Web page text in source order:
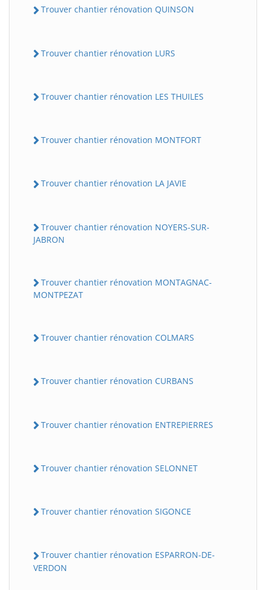
Trouver chantier rénovation QUINSON
Trouver chantier rénovation LURS
Trouver chantier rénovation LES THUILES
Trouver chantier rénovation MONTFORT
Trouver chantier rénovation LA JAVIE
Trouver chantier rénovation NOYERS-SUR-
JABRON
Trouver chantier rénovation MONTAGNAC-
MONTPEZAT
Trouver chantier rénovation COLMARS
Trouver chantier rénovation CURBANS
Trouver chantier rénovation ENTREPIERRES
Trouver chantier rénovation SELONNET
Trouver chantier rénovation SIGONCE
Trouver chantier rénovation ESPARRON-DE-
VERDON